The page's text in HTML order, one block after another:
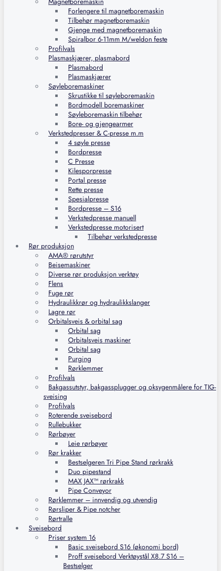
Forlengere til magnetboremaskin
Tilbehør magnetboremaskin
Gjenge med magnetboremaskin
Spiralbor 6-11mm M/weldon feste
Profilvals
Plasmaskjærer, plasmabord
Plasmabord
Plasmaskjærer
Søyleboremaskiner
Skrustikke til søyleboremaskin
Bordmodell boremaskiner
Søyleboremaskin tilbehør
Bore- og gjengearmer
Verkstedpresser & C-presse m.m
4 søyle presse
Bordpresse
C Presse
Kilesporpresse
Portal presse
Rette presse
Spesialpresse
Bordpresse – S16
Verkstedpresse manuell
Verkstedpresse motorisert
Tilbehør verkstedpresse
Rør produksjon
AMA® rørutstyr
Beisemaskiner
Diverse rør produksjon verktøy
Flens
Fuge rør
Hydraulikkrør og hydraulikkslanger
Lagre rør
Orbitalsveis & orbital sag
Orbital sag
Orbitalsveis maskiner
Orbital sag
Purging
Rørklemmer
Profilvals
Bakgassutstyr, bakgassplugger og oksygenmålere for TIG-
sveising
Profilvals
Roterende sveisebord
Rullebukker
Rørbøyer
Leie rørbøyer
Rør krakker
Bestselgeren Tri Pipe Stand rørkrakk
Duo pipestand
MAX JAX™ rørkrakk
Pipe Conveyor
Rørklemmer – innvendig og utvendig
Rørsliper & Pipe notcher
Rørtralle
Sveisebord
Priser system 16
Basic sveisebord S16 (økonomi bord)
Proff sveisebord Verktøystål X8.7 S16 –
Bestselger